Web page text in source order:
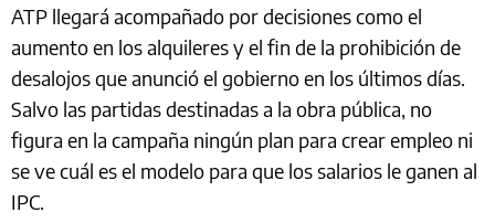
ATP llegará acompañado por decisiones como el
aumento en los alquileres y el fin de la prohibición de
desalojos que anunció el gobierno en los últimos días.
Salvo las partidas destinadas a la obra pública, no
figura en la campaña ningún plan para crear empleo ni
se ve cuál es el modelo para que los salarios le ganen al
IPC.